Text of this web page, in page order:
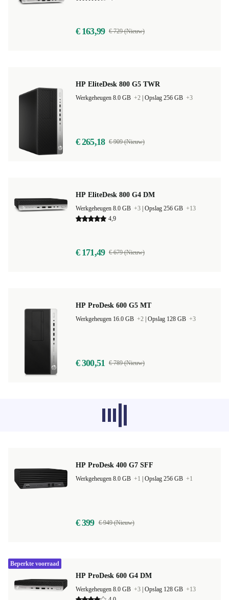
€ 163,99 € 729 (Nieuw)
HP EliteDesk 800 G5 TWR
Werkgeheugen 8.0 GB +2 Opslag 256 GB +3
€ 265,18 € 909 (Nieuw)
HP EliteDesk 800 G4 DM
Werkgeheugen 8.0 GB +3 Opslag 256 GB +13
4,9
€ 171,49 € 679 (Nieuw)
HP ProDesk 600 G5 MT
Werkgeheugen 16.0 GB +2 Opslag 128 GB +3
€ 300,51 € 789 (Nieuw)
Aanbevolen producten uit andere
categorieën worden momenteel niet
HP ProDesk 400 G7 SFF
HP ProDesk 600 G4 DM
Beperkte voorraad